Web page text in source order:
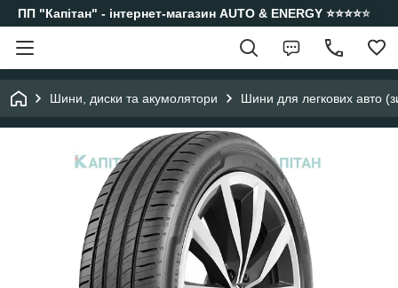
ПП "Капітан" - інтернет-магазин AUTO & ENERGY ⭐️⭐️⭐️⭐️⭐️
Шини, диски та акумолятори Шини для легкових авто